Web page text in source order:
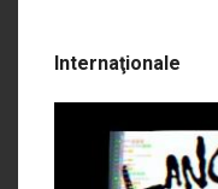
Internaţionale